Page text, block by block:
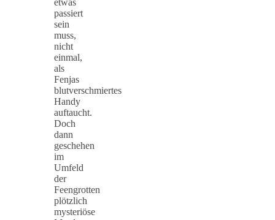
passiert
sein
muss,
nicht
einmal,
als
Fenjas
blutverschmiertes
Handy
auftaucht.
Doch
dann
geschehen
im
Umfeld
der
Feengrotten
plötzlich
mysteriöse